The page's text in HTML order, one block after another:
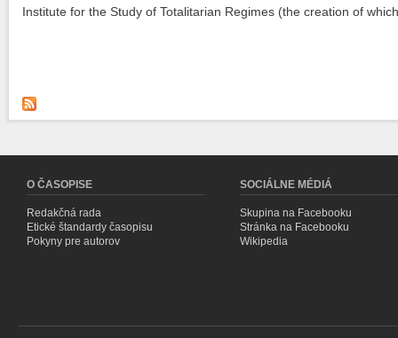
Institute for the Study of Totalitarian Regimes (the creation of
O ČASOPISE
Redakčná rada
Etické štandardy časopisu
Pokyny pre autorov
SOCIÁLNE MÉDIÁ
Skupina na Facebooku
Stránka na Facebooku
Wikipedia